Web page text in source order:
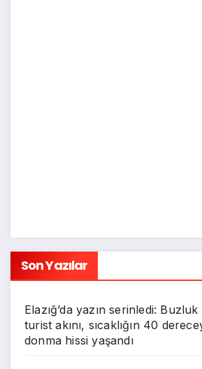
Son Yazılar
Elazığ’da yazın serinledi: Buzluk
turist akını, sıcaklığın 40
donma hissi yaşandı